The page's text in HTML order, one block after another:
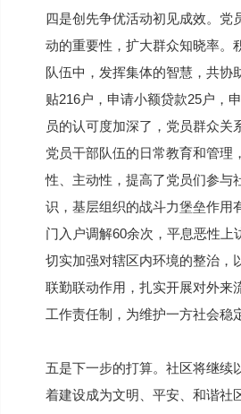
四是创先争优活动初见成效。党
动的重要性，扩大群众知晓率。
队伍中，发挥集体的智慧，共协
贴216户，申请小额贷款25户，
员的认可度加深了，党员群众
党员干部队伍的日常教育和管理
性、主动性，提高了党员们参与
识，基层组织的战斗力堡垒作用
门入户调解60余次，平息恶性
切实加强对辖区内环境的整治，
联勤联动作用，扎实开展对外来
工作责任制，为维护一方社会稳
五是下一步的打算。社区将继续
着建设成为文明、平安、和谐社